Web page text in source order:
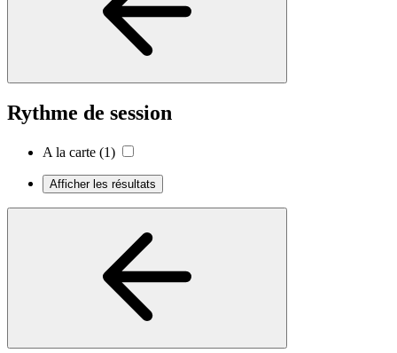
Rythme de session
A la carte (1)
Afficher les résultats